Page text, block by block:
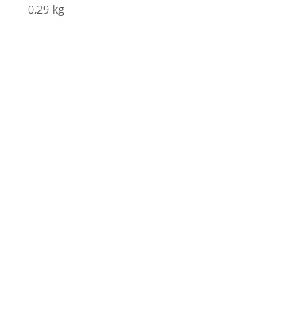
0,29 kg